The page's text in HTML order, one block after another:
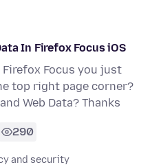
In Firefox Focus iOS
Focus you just
top right page corner?
Web Data? Thanks
290
and security